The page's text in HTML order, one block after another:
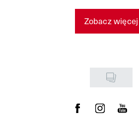
Zobacz więcej
Visit us on Facebook
Visit us onVisit